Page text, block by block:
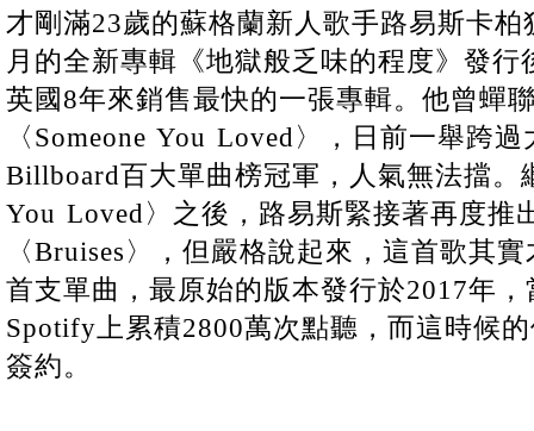
才剛滿23歲的蘇格蘭新人歌手路易斯卡
月的全新專輯《地獄般乏味的程度》發
英國8年來銷售最快的一張專輯。他曾蟬
〈Someone You Loved〉，日前一舉跨
Billboard百大單曲榜冠軍，人氣無法擋。
You Loved〉之後，路易斯緊接著再度推
〈Bruises〉，但嚴格說起來，這首歌其
首支單曲，最原始的版本發行於2017年
Spotify上累積2800萬次點聽，而這時候
簽約。